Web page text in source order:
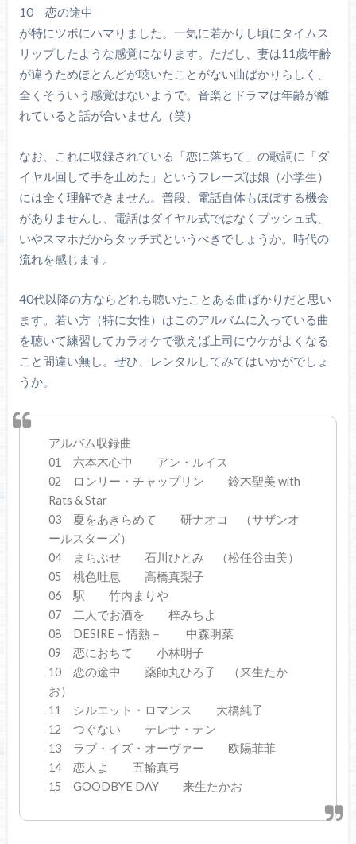
10 恋の途中
が特にツボにハマりました。一気に若かりし頃にタイムス
リップしたような感覚になります。ただし、妻は11歳年齢
が違うためほとんどが聴いたことがない曲ばかりらしく、
全くそういう感覚はないようで。音楽とドラマは年齢が離
れていると話が合いません（笑）
なお、これに収録されている「恋に落ちて」の歌詞に「ダ
イヤル回して手を止めた」というフレーズは娘（小学生）
には全く理解できません。普段、電話自体もほぼする機会
がありませんし、電話はダイヤル式ではなくプッシュ式、
いやスマホだからタッチ式というべきでしょうか。時代の
流れを感じます。
40代以降の方ならどれも聴いたことある曲ばかりだと思い
ます。若い方（特に女性）はこのアルバムに入っている曲
を聴いて練習してカラオケで歌えば上司にウケがよくなる
こと間違い無し。ぜひ、レンタルしてみてはいかがでしょ
うか。
アルバム収録曲
01 六本木心中 アン・ルイス
02 ロンリー・チャップリン 鈴木聖美 with
Rats & Star
03 夏をあきらめて 研ナオコ （サザンオ
ールスターズ）
04 まちぶせ 石川ひとみ （松任谷由美）
05 桃色吐息 高橋真梨子
06 駅 竹内まりや
07 二人でお酒を 梓みちよ
08 DESIRE－情熱－ 中森明菜
09 恋におちて 小林明子
10 恋の途中 薬師丸ひろ子 （来生たか
お）
11 シルエット・ロマンス 大橋純子
12 つぐない テレサ・テン
13 ラブ・イズ・オーヴァー 欧陽菲菲
14 恋人よ 五輪真弓
15 GOODBYE DAY 来生たかお